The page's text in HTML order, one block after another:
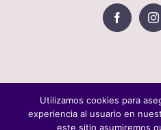
Utilizamos cookies para
experiencia al usuario en
este sitio asumiremos